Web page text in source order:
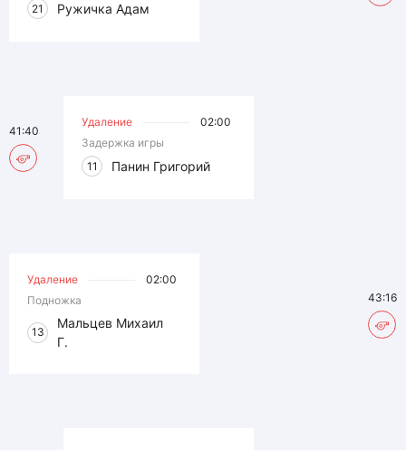
21
Ружичка Адам
Удаление
02:00
Задержка игры
11
Панин Григорий
41:40
Удаление
02:00
Подножка
13
Мальцев Михаил
Г.
43:16